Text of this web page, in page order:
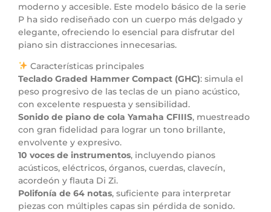
moderno y accesible. Este modelo básico de la serie
P ha sido rediseñado con un cuerpo más delgado y
elegante, ofreciendo lo esencial para disfrutar del
piano sin distracciones innecesarias.
Características principales
Teclado Graded Hammer Compact (GHC): simula el
peso progresivo de las teclas de un piano acústico,
con excelente respuesta y sensibilidad.
Sonido de piano de cola Yamaha CFIIIS, muestreado
con gran fidelidad para lograr un tono brillante,
envolvente y expresivo.
10 voces de instrumentos, incluyendo pianos
acústicos, eléctricos, órganos, cuerdas, clavecín,
acordeón y flauta Di Zi.
Polifonía de 64 notas, suficiente para interpretar
piezas con múltiples capas sin pérdida de sonido.